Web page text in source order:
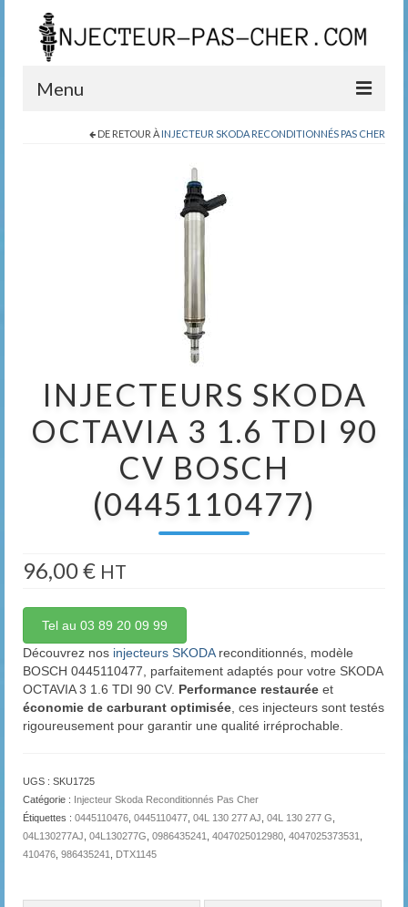
Menu
DE RETOUR À INJECTEUR SKODA RECONDITIONNÉS PAS CHER
INJECTEURS SKODA
OCTAVIA 3 1.6 TDI 90
CV BOSCH
(0445110477)
96,00€ HT
Tel au 03 89 20 09 99
Découvrez nos injecteurs SKODAreconditionnés, modèle
BOSCH 0445110477, parfaitement adaptés pour votre SKODA
OCTAVIA 3 1.6 TDI 90 CV. Performance restaurée et
économie de carburant optimisée, ces injecteurs sont testés
rigoureusement pour garantir une qualité irréprochable.
UGS : SKU1725
Catégorie : Injecteur Skoda Reconditionnés Pas Cher
Étiquettes : 0445110476 0445110477 04L 130 277 AJ 04L 130 277 G
04L130277AJ 04L130277G 0986435241 4047025012980 4047025373531
410476 986435241 DTX1145